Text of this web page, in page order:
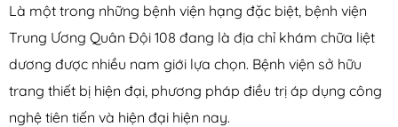
Là một trong những bệnh viện hạng đặc biệt, bệnh viện
Trung Ương Quân Đội 108 đang là địa chỉ khám chữa liệt
dương được nhiều nam giới lựa chọn. Bệnh viện sở hữu
trang thiết bị hiện đại, phương pháp điều trị áp dụng công
nghệ tiên tiến và hiện đại hiện nay.